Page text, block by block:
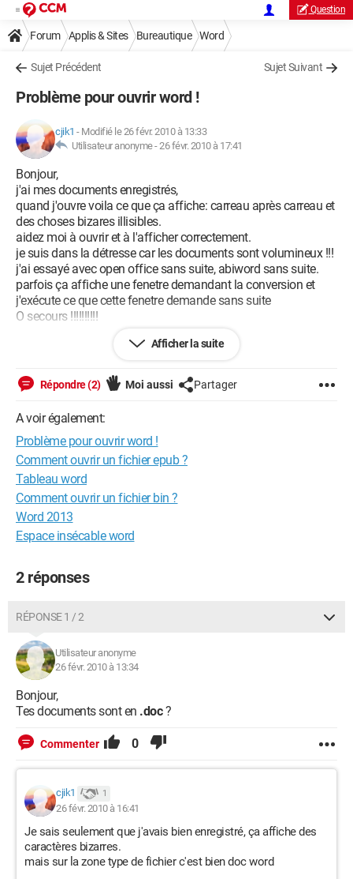
Question
Forum Applis & Sites Bureautique Word
Sujet Précédent Sujet Suivant
Problème pour ouvrir word !
cjik1 - Modifié le 26 févr. 2010 à 13:33
Utilisateur anonyme -26 févr. 2010 à 17:41
Bonjour,
j'ai mes documents enregistrés,
quand j'ouvre voila ce que ça affiche: carreau après carreau et
des choses bizares illisibles.
aidez moi à ouvrir et à l'afficher correctement.
je suis dans la détresse car les documents sont volumineux !!!
j'ai essayé avec open office sans suite, abiword sans suite.
parfois ça affiche une fenetre demandant la conversion et
j'exécute ce que cette fenetre demande sans suite
O secours !!!!!!!!!!
Windows XP / Internet Explorer 6.0
Afficher la suite
Répondre (2) Moi aussi Partager
A voir également:
Problème pour ouvrir word !
Comment ouvrir un fichier epub ?
Tableau word
Comment ouvrir un fichier bin ?
Word 2013
Espace insécable word
2 réponses
RÉPONSE 1 / 2
Utilisateur anonyme
26 févr. 2010 à 13:34
Bonjour,
Tes documents sont en .doc?
Commenter 0
cjik1 1
26 févr. 2010 à 16:41
Je sais seulement que j'avais bien enregistré, ça affiche des
caractères bizarres.
mais sur la zone type de fichier c'est bien doc word